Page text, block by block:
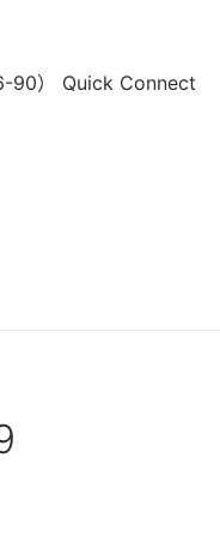
90） Quick Connect